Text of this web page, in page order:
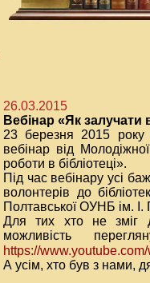
26.03.2015
Вебінар «Як залучати
23 березня 2015 року
вебінар від
роботи в бібліотеці».
Під час вебінару усі
волонтерів до
Полтавської ОУНБ ім. І.
Для тих хто не зміг
можливість
https://
А усім, хто був з нами,